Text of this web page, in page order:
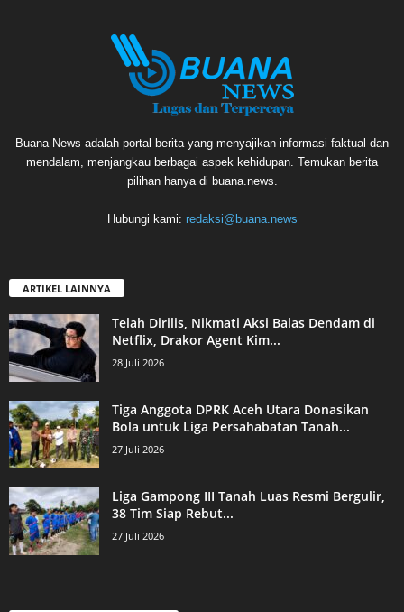
Buana News adalah portal berita yang menyajikan informasi faktual dan
mendalam, menjangkau berbagai aspek kehidupan. Temukan berita
pilihan hanya di buana.news.
Hubungi kami: redaksi@buana.news
ARTIKEL LAINNYA
Telah Dirilis, Nikmati Aksi Balas Dendam di
Netflix, Drakor Agent Kim...
28 Juli 2026
Tiga Anggota DPRK Aceh Utara Donasikan
Bola untuk Liga Persahabatan Tanah...
27 Juli 2026
Liga Gampong III Tanah Luas Resmi Bergulir,
38 Tim Siap Rebut...
27 Juli 2026